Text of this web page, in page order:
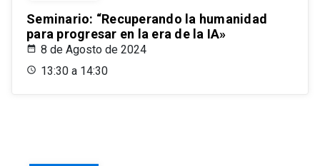
Seminario: “Recuperando la humanidad
para progresar en la era de la IA»
8 de Agosto de 2024
13:30 a 14:30